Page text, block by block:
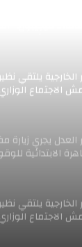
الخارجية يلتقي
الاجتماع
العدل يجري
الابتدائية
الخارجية يلتقي
الاجتماع